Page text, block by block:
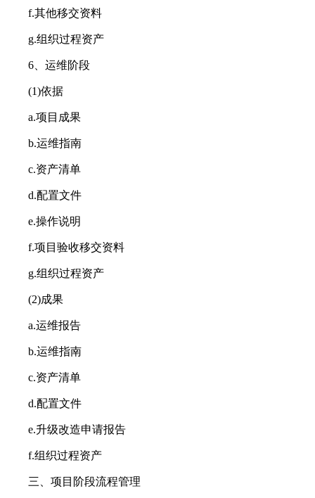
f.其他移交资料
g.组织过程资产
6、运维阶段
(1)依据
a.项目成果
b.运维指南
c.资产清单
d.配置文件
e.操作说明
f.项目验收移交资料
g.组织过程资产
(2)成果
a.运维报告
b.运维指南
c.资产清单
d.配置文件
e.升级改造申请报告
f.组织过程资产
三、项目阶段流程管理